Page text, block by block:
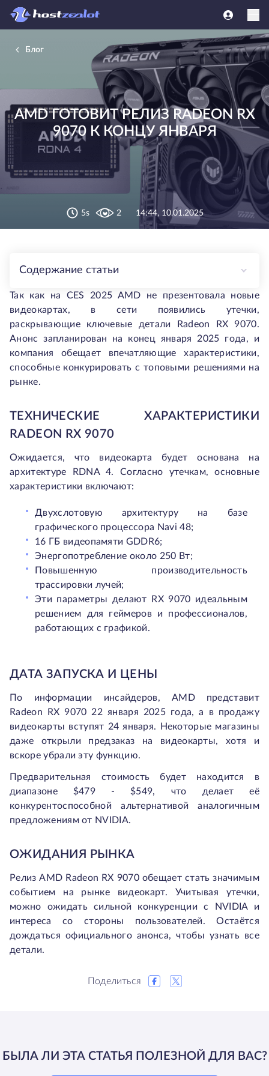
Блог
AMD ГОТОВИТ РЕЛИЗ RADEON RX
9070 К КОНЦУ ЯНВАРЯ
5s 2 14:44, 10.01.2025
Содержание статьи
Так как на CES 2025 AMD не презентовала новые
видеокартах, в сети появились утечки,
раскрывающие ключевые детали Radeon RX 9070.
Анонс запланирован на конец января 2025 года, и
компания обещает впечатляющие характеристики,
способные конкурировать с топовыми решениями на
рынке.
ТЕХНИЧЕСКИЕ ХАРАКТЕРИСТИКИ
RADEON RX 9070
Ожидается, что видеокарта будет основана на
архитектуре RDNA 4. Согласно утечкам, основные
характеристики включают:
Двухслотовую архитектуру на базе
графического процессора Navi 48;
16 ГБ видеопамяти GDDR6;
Энергопотребление около 250 Вт;
Повышенную производительность
трассировки лучей;
Эти параметры делают RX 9070 идеальным
решением для геймеров и профессионалов,
работающих с графикой.
ДАТА ЗАПУСКА И ЦЕНЫ
По информации инсайдеров, AMD представит
Radeon RX 9070 22 января 2025 года, а в продажу
видеокарты вступят 24 января. Некоторые магазины
даже открыли предзаказ на видеокарты, хотя и
вскоре убрали эту функцию.
Предварительная стоимость будет находится в
диапазоне $479 - $549, что делает её
конкурентоспособной альтернативой аналогичным
предложениям от NVIDIA.
ОЖИДАНИЯ РЫНКА
Релиз AMD Radeon RX 9070 обещает стать значимым
событием на рынке видеокарт. Учитывая утечки,
можно ожидать сильной конкуренции с NVIDIA и
интереса со стороны пользователей. Остаётся
дождаться официального анонса, чтобы узнать все
детали.
Поделиться
БЫЛА ЛИ ЭТА СТАТЬЯ ПОЛЕЗНОЙ ДЛЯ ВАС?